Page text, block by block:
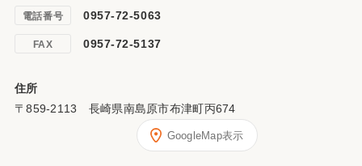
電話番号 0957-72-5063
FAX 0957-72-5137
住所
〒859-2113 長崎県南島原市布津町丙674
GoogleMap表示